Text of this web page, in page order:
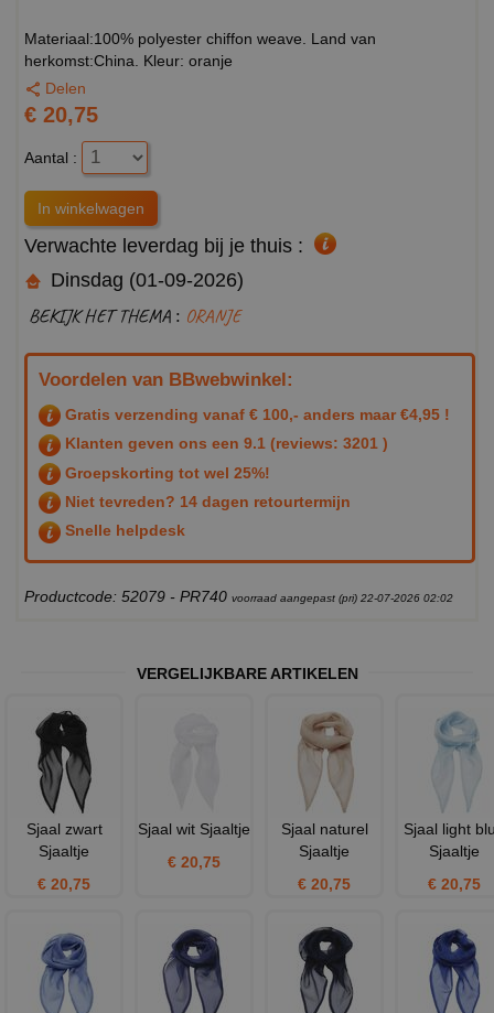
Materiaal:100% polyester chiffon weave. Land van
herkomst:China. Kleur: oranje
Delen
€ 20,75
Aantal :
Verwachte leverdag bij je thuis :
Dinsdag (01-09-2026)
BEKIJK HET THEMA : ORANJE
Voordelen van BBwebwinkel:
Gratis verzending vanaf € 100,- anders maar €4,95 !
Klanten geven ons een 9.1 (reviews: 3201 )
Groepskorting tot wel 25%!
Niet tevreden? 14 dagen retourtermijn
Snelle helpdesk
Productcode: 52079 - PR740 voorraad aangepast (pri) 22-07-2026 02:02
VERGELIJKBARE ARTIKELEN
Sjaal zwart
Sjaaltje
€ 20,75
Sjaal wit Sjaaltje
€ 20,75
Sjaal naturel
Sjaaltje
€ 20,75
Sjaal light
Sjaaltje
€ 20,75